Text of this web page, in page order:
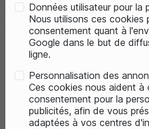
Données utilisateur pour la
Nous utilisons ces cookies
consentement quant à
Google dans le but de
ligne.
Personnalisation des
Ces cookies nous aident à
consentement pour la
publicités, afin de vous
adaptées à vos centres
Liste des produits
RAYMON
PROMO